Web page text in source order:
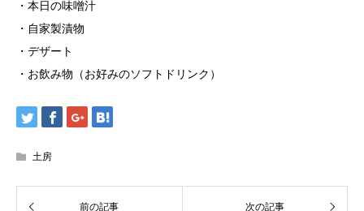
・本日の味噌汁
・自家製漬物
・デザート
・お飲み物（お好みのソフトドリンク）
土房